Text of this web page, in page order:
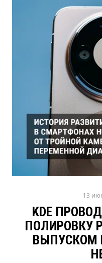
13
KDE
ПОЛИРОВКУ
ВЫПУСКОМ